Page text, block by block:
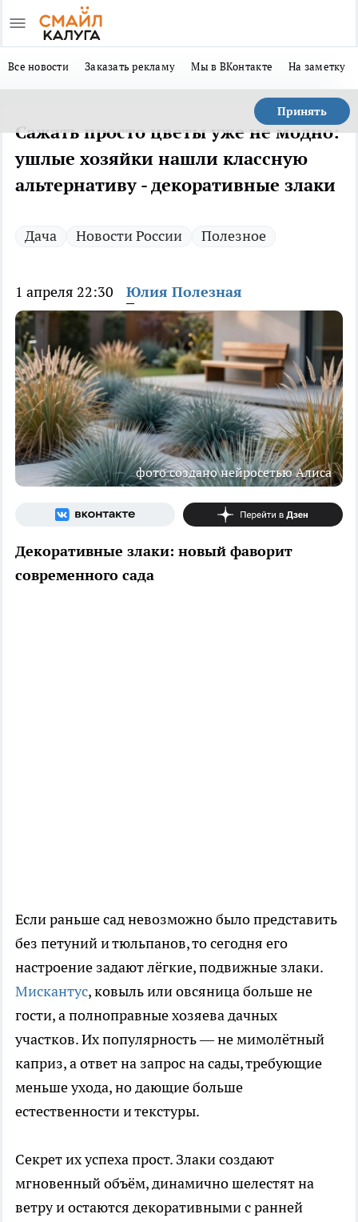
Все новости Заказать рекламу Мы в ВКонтакте На заметку
Принять
Сажать просто цветы уже не модно:
ушлые хозяйки нашли классную
альтернативу - декоративные злаки
Дача Новости России Полезное
1 апреля 22:30 Юлия Полезная
фото создано нейросетью Алиса
Декоративные злаки: новый фаворит
современного сада
Если раньше сад невозможно было представить
без петуний и тюльпанов, то сегодня его
настроение задают лёгкие, подвижные злаки.
Мискантус, ковыль или овсяница больше не
гости, а полноправные хозяева дачных
участков. Их популярность — не мимолётный
каприз, а ответ на запрос на сады, требующие
меньше ухода, но дающие больше
естественности и текстуры.
Секрет их успеха прост. Злаки создают
мгновенный объём, динамично шелестят на
ветру и остаются декоративными с ранней